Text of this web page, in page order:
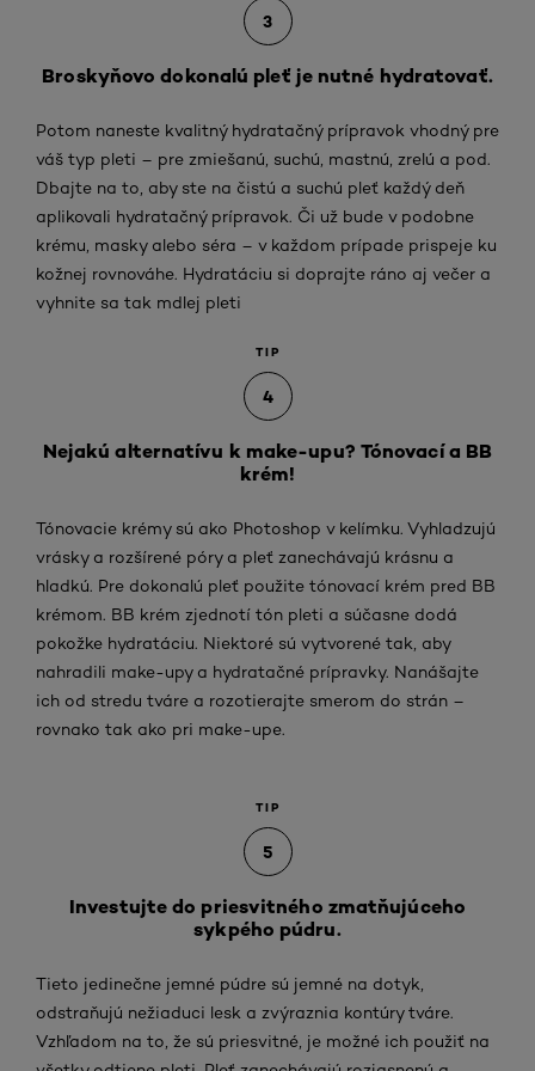
3
Broskyňovo dokonalú pleť je nutné hydratovať.
Potom naneste kvalitný hydratačný prípravok vhodný pre
váš typ pleti – pre zmiešanú, suchú, mastnú, zrelú a pod.
Dbajte na to, aby ste na čistú a suchú pleť každý deň
aplikovali hydratačný prípravok. Či už bude v podobne
krému, masky alebo séra – v každom prípade prispeje ku
kožnej rovnováhe. Hydratáciu si doprajte ráno aj večer a
vyhnite sa tak mdlej pleti
TIP
4
Nejakú alternatívu k make-upu? Tónovací a BB
krém!
Tónovacie krémy sú ako Photoshop v kelímku. Vyhladzujú
vrásky a rozšírené póry a pleť zanechávajú krásnu a
hladkú. Pre dokonalú pleť použite tónovací krém pred BB
krémom. BB krém zjednotí tón pleti a súčasne dodá
pokožke hydratáciu. Niektoré sú vytvorené tak, aby
nahradili make-upy a hydratačné prípravky. Nanášajte
ich od stredu tváre a rozotierajte smerom do strán –
rovnako tak ako pri make-upe.
TIP
5
Investujte do priesvitného zmatňujúceho
sykpého púdru.
Tieto jedinečne jemné púdre sú jemné na dotyk,
odstraňujú nežiaduci lesk a zvýraznia kontúry tváre.
Vzhľadom na to, že sú priesvitné, je možné ich použiť na